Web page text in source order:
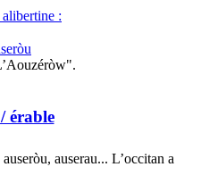
:
/ érable
auserau... L’occitan a